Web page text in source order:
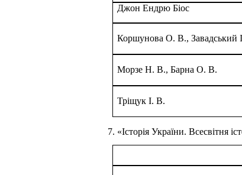
Джон Ендрю Біос
Коршунова О. В., Завадський
Морзе Н. В., Барна О. В.
Тріщук І. В.
7. «Історія України. Всесвітня